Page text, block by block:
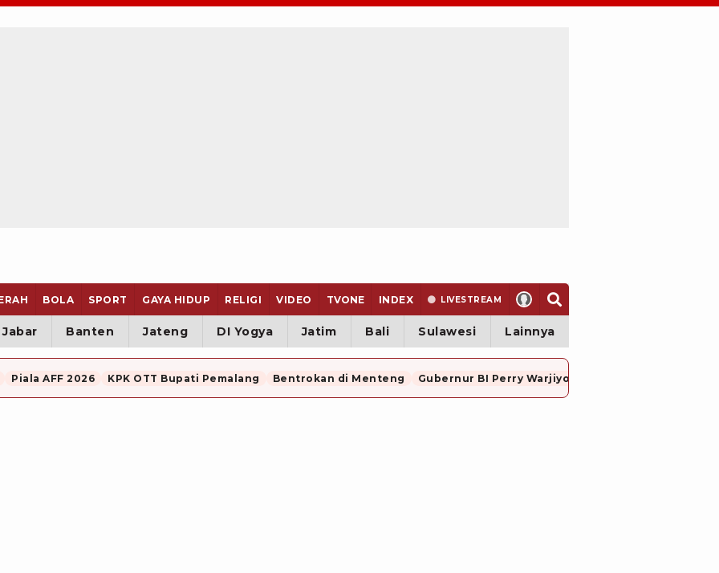
BOLA SPORT GAYA HIDUP RELIGI VIDEO TVONE INDEX LIVESTREAM
Jabar Banten Jateng DI Yogya Jatim Bali Sulawesi Lainnya
Piala AFF 2026 KPK OTT Bupati Pemalang Bentrokan di Menteng Gubernur BI Perry Warjiyo Mundur